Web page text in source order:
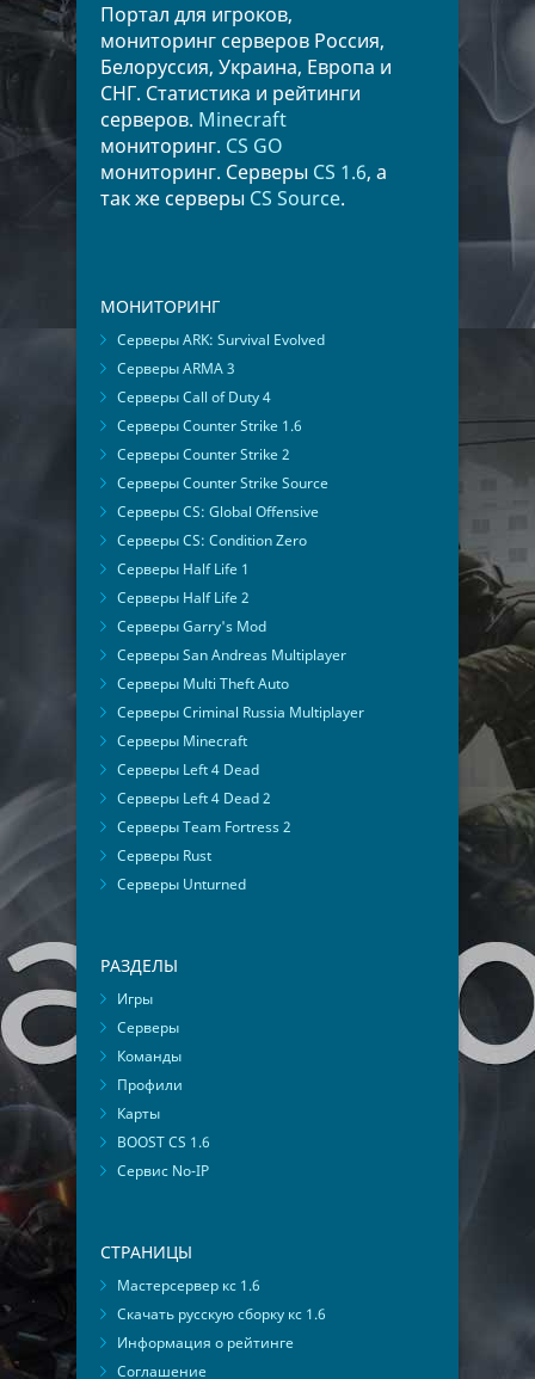
Портал для игроков,
мониторинг серверов Россия,
Белоруссия, Украина, Европа и
СНГ. Статистика и рейтинги
серверов. Minecraft
мониторинг. CS GO
мониторинг. Серверы CS 1.6, а
так же серверы CS Source.
МОНИТОРИНГ
Серверы ARK: Survival Evolved
Серверы ARMA 3
Серверы Call of Duty 4
Серверы Counter Strike 1.6
Серверы Counter Strike 2
Серверы Counter Strike Source
Серверы CS: Global Offensive
Серверы CS: Condition Zero
Серверы Half Life 1
Серверы Half Life 2
Серверы Garry's Mod
Серверы San Andreas Multiplayer
Серверы Multi Theft Auto
Серверы Criminal Russia Multiplayer
Серверы Minecraft
Серверы Left 4 Dead
Серверы Left 4 Dead 2
Серверы Team Fortress 2
Серверы Rust
Серверы Unturned
РАЗДЕЛЫ
Игры
Серверы
Команды
Профили
Карты
BOOST CS 1.6
Сервис No-IP
СТРАНИЦЫ
Мастерсервер кс 1.6
Скачать русскую сборку кс 1.6
Информация о рейтинге
Соглашение